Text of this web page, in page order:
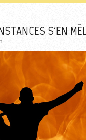
S'EN